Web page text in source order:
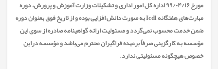
مورخ ۹۹/۰۴/۱۶ اداره کل امور اداری و تشکیلات وزارت آموزش و پرورش، دوره
مهارت‌های هفتگانه Icdl به صورت دانش افزایی بوده و از تاریخ فوق بعنوان دوره
ضمن خدمت محسوب نمی‌گردد و مسئولیت ارائه گواهینامه صادره از سوی این
مؤسسه به کارگزینی صرفاً برعهده فراگیران محترم می‌باشد و مؤسسه دراین
خصوص هیچگونه مسئولیتی ندارد.